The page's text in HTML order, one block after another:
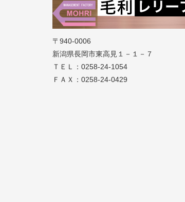
〒940-0006
新潟県長岡市東高見１－１－７
ＴＥＬ：0258-24-1054
ＦＡＸ：0258-24-0429